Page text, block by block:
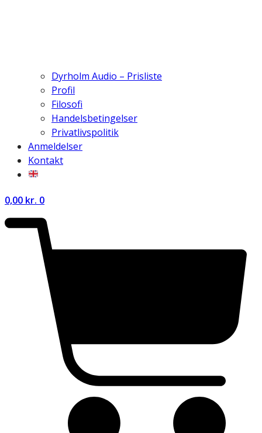
Dyrholm Audio – Prisliste
Profil
Filosofi
Handelsbetingelser
Privatlivspolitik
Anmeldelser
Kontakt
0,00 kr. 0